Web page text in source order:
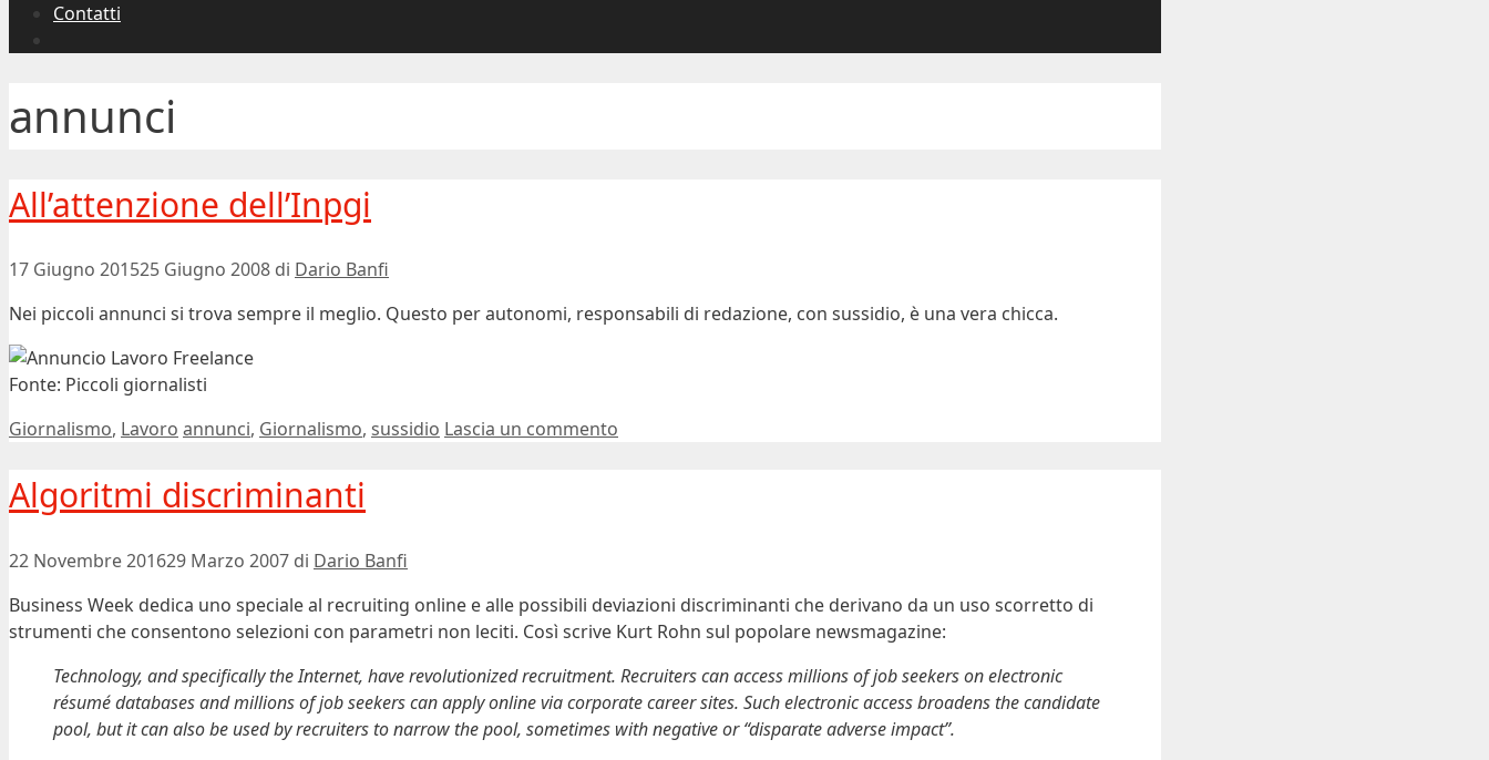
Contatti
annunci
All’attenzione dell’Inpgi
17 Giugno 201525 Giugno 2008 di Dario Banfi
Nei piccoli annunci si trova sempre il meglio. Questo per autonomi, responsabili di redazione, con sussidio, è una vera chicca.
Fonte: Piccoli giornalisti
Categorie
Giornalismo, Lavoro Tag
annunci, Giornalismo, sussidio Lascia un commento
Algoritmi discriminanti
22 Novembre 201629 Marzo 2007 di Dario Banfi
Business Week dedica uno speciale al recruiting online e alle possibili deviazioni discriminanti che derivano da un uso scorretto di
strumenti che consentono selezioni con parametri non leciti. Così scrive Kurt Rohn sul popolare newsmagazine:
Technology, and specifically the Internet, have revolutionized recruitment. Recruiters can access millions of job seekers on electronic
résumé databases and millions of job seekers can apply online via corporate career sites. Such electronic access broadens the candidate
pool, but it can also be used by recruiters to narrow the pool, sometimes with negative or “disparate adverse impact”.